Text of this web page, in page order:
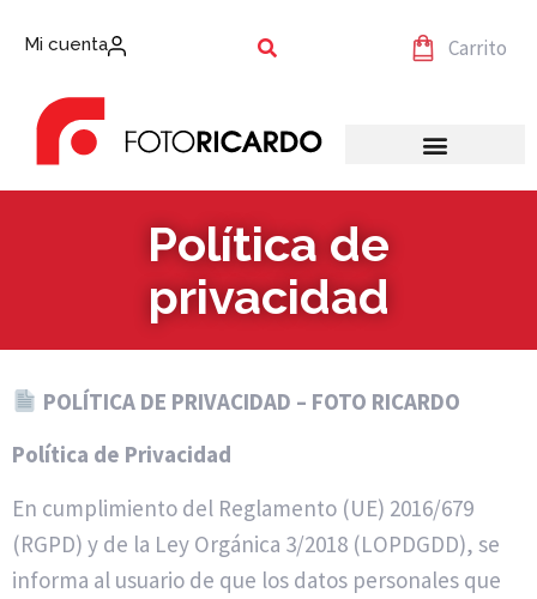
Mi cuenta Carrito
Política de
privacidad
POLÍTICA DE PRIVACIDAD – FOTO RICARDO
Política de Privacidad
En cumplimiento del Reglamento (UE) 2016/679
(RGPD) y de la Ley Orgánica 3/2018 (LOPDGDD), se
informa al usuario de que los datos personales que